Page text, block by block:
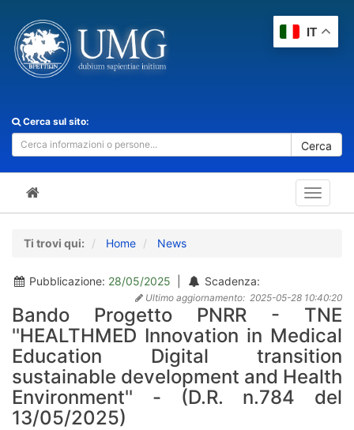
Cerca sul sito:
Cerca
Toggle
Ti trovi qui: Home News
Pubblicazione: 28/05/2025 Scadenza:
Ultimo aggiornamento: 2025-05-28 10:40:20
Bando Progetto PNRR - TNE
''HEALTHMED Innovation in Medical
Education Digital transition
sustainable development and Health
Environment'' - (D.R. n.784 del
13/05/2025)
IT